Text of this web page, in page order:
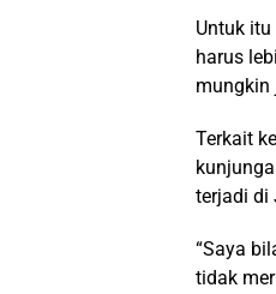
Untuk
harus
mungkin
Terkait
terjadi di
“Saya
tidak